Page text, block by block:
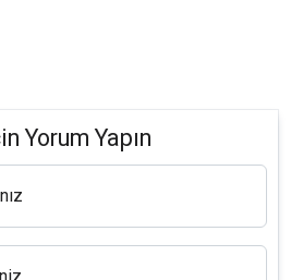
Yorum Yapın